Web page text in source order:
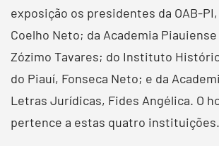
exposição os presidentes da OAB-
Coelho Neto; da Academia
Zózimo Tavares; do Instituto
do Piauí, Fonseca Neto; e da
Letras Jurídicas, Fides Angélica. O
pertence a estas quatro instituições.